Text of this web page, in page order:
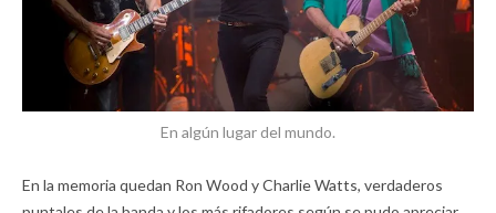
En algún lugar del mundo.
En la memoria quedan Ron Wood y Charlie Watts, verdaderos